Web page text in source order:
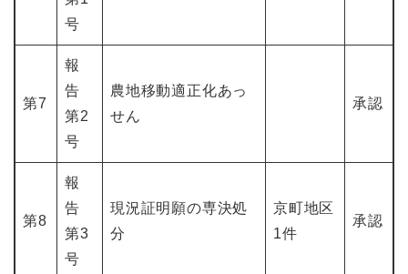
号
第7
報
告
第2
号
農地移動適正化あっ
せん
承認
第8
報
告
第3
号
現況証明願の専決処
分
京町地区
1件
承認